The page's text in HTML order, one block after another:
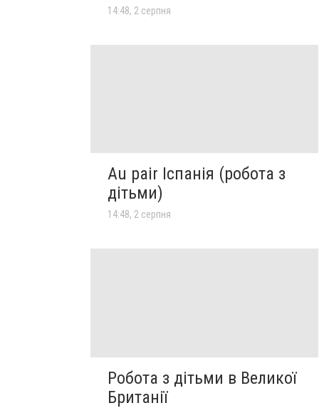
14:48, 2 серпня
Au pair Іспанія (робота з
дітьми)
14:48, 2 серпня
Робота з дітьми в Великої
Британії